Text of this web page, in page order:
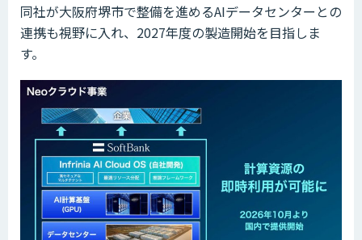
同社が大阪府堺市で整備を進めるAIデータセンターとの
連携も視野に入れ、2027年度の製造開始を目指しま
す。